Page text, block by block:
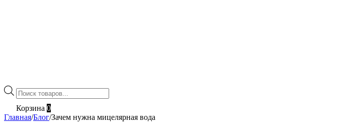
Поиск
товаров
Корзина 0
Главная/Блог/Зачем нужна мицелярная вода